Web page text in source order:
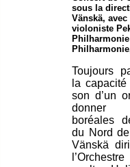
sous la
Vänskä,
violoniste
Toujours
la
son d’un
donner
boréales
du Nord
Vänskä